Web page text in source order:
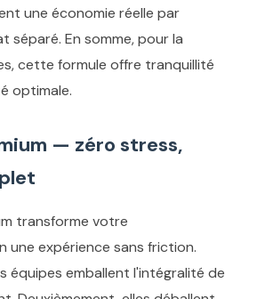
une économie réelle par
séparé. En somme, pour la
cette formule offre tranquillité
optimale.
— zéro stress,
transforme votre
une expérience sans friction.
équipes emballent l'intégralité de